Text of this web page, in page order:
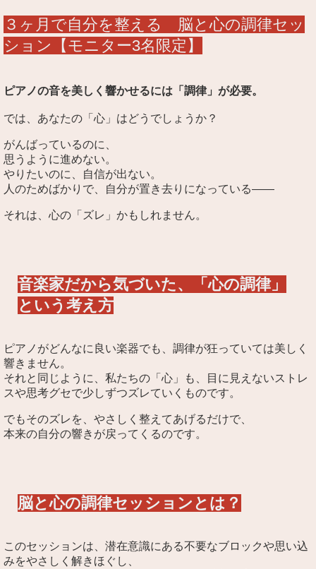
３ヶ月で自分を整える 脳と心の調律セッ
ション【モニター3名限定】
ピアノの音を美しく響かせるには「調律」が必要。
では、あなたの「心」はどうでしょうか？
がんばっているのに、
思うように進めない。
やりたいのに、自信が出ない。
人のためばかりで、自分が置き去りになっている――
それは、心の「ズレ」かもしれません。
音楽家だから気づいた、「心の調律」
という考え方
ピアノがどんなに良い楽器でも、調律が狂っていては美しく
響きません。
それと同じように、私たちの「心」も、目に見えないストレ
スや思考グセで少しずつズレていくものです。
でもそのズレを、やさしく整えてあげるだけで、
本来の自分の響きが戻ってくるのです。
脳と心の調律セッションとは？
このセッションは、潜在意識にある不要なブロックや思い込
みをやさしく解きほぐし、